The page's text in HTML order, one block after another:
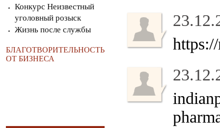
Конкурс Неизвестный
уголовный розыск
Жизнь после службы
БЛАГОТВОРИТЕЛЬНОСТЬ
ОТ БИЗНЕСА